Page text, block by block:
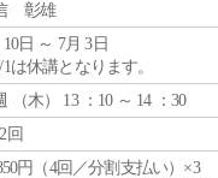
彰雄
日 ～ 7月 3日
は休講となります。
（木） 13 ：10 ～ 14 ：30
回
円（4回／分割支払い）×3